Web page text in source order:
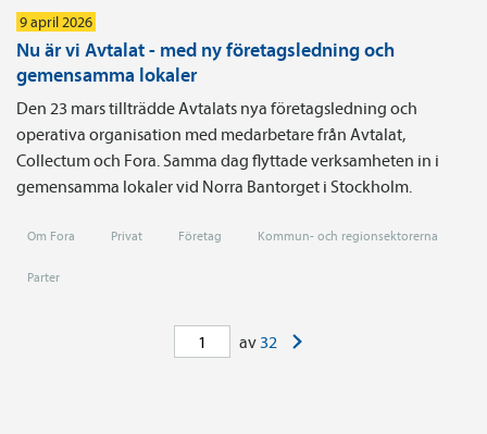
9 april 2026
Nu är vi Avtalat - med ny företagsledning och
gemensamma lokaler
Den 23 mars tillträdde Avtalats nya företagsledning och
operativa organisation med medarbetare från Avtalat,
Collectum och Fora. Samma dag flyttade verksamheten in i
gemensamma lokaler vid Norra Bantorget i Stockholm.
Om Fora Privat Företag Kommun- och regionsektorerna
Parter
av32